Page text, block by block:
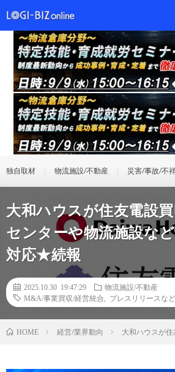
独自取材 物流施設/不動産 災害/事故/不
大和ハウスが住友電設
センターや物流施設な
対応★続報
2025.10.30 19:47:29
物流施設/不動産
M&A/事業買収/経営統合
プレスリリースなど
HOME 経営/業界動向 大和ハウスが